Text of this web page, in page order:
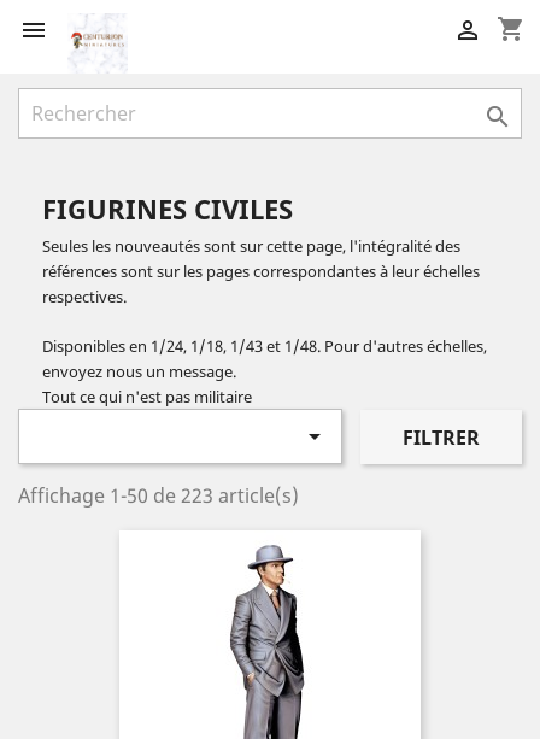
 shopping_cart


FIGURINES CIVILES
Seules les nouveautés sont sur cette page, l'intégralité des
références sont sur les pages correspondantes à leur échelles
respectives.
Disponibles en 1/24, 1/18, 1/43 et 1/48. Pour d'autres échelles,
envoyez nous un message.
Tout ce qui n'est pas militaire
 FILTRER
Affichage 1-50 de 223 article(s)